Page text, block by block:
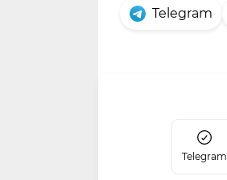
Telegram
Telegram